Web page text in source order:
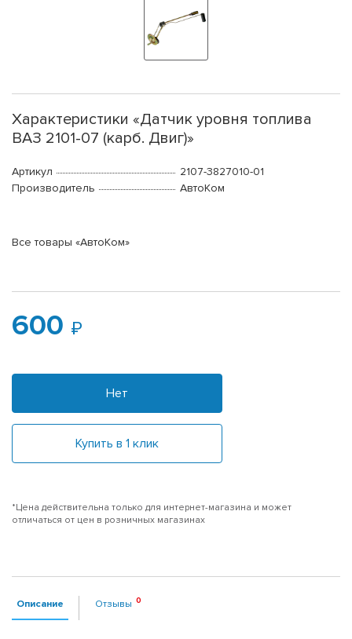
Характеристики «Датчик уровня топлива
ВАЗ 2101-07 (карб. Двиг)»
Артикул
2107-3827010-01
Производитель
АвтоКом
Все товары «АвтоКом»
600
Нет
Купить в 1 клик
*Цена действительна только для интернет-магазина и может
отличаться от цен в розничных магазинах
Описание Отзывы